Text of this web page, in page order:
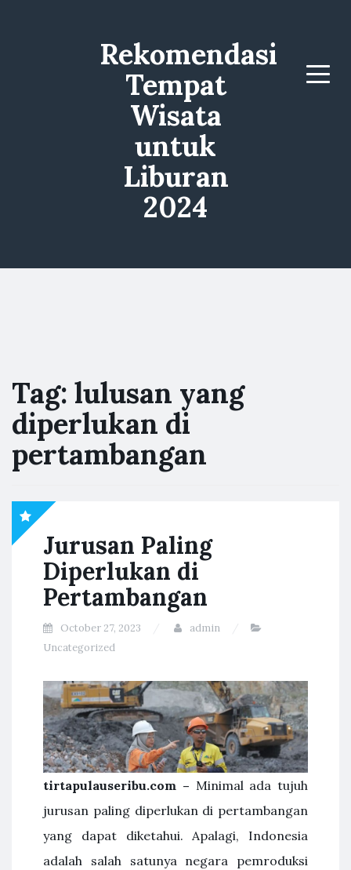
Rekomendasi
Tempat
Wisata
untuk
Liburan
2024
Menu
Tag: lulusan yang
diperlukan di
pertambangan
Jurusan Paling
Diperlukan di
Pertambangan
October 27, 2023
admin
Uncategorized
tirtapulauseribu.com – Minimal ada tujuh
jurusan paling diperlukan di pertambangan
yang dapat diketahui. Apalagi, Indonesia
adalah salah satunya negara pemroduksi